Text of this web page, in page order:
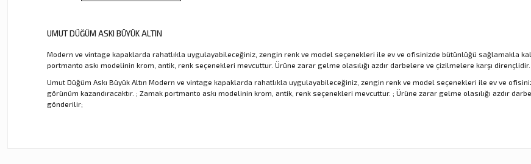
UMUT DÜĞÜM ASKI BÜYÜK ALTIN
Modern ve vintage kapaklarda rahatlıkla uygulayabileceğiniz, zengin renk ve model seçenekleri ile ev ve ofisinizde bütünlüğü sağlamakla
portmanto askı modelinin krom, antik, renk seçenekleri mevcuttur. Ürüne zarar gelme olasılığı azdır darbelere ve çizilmelere karşı dirençlidir.
Umut Düğüm Askı Büyük Altın Modern ve vintage kapaklarda rahatlıkla uygulayabileceğiniz, zengin renk ve model seçenekleri ile ev ve
görünüm kazandıracaktır. ; Zamak portmanto askı modelinin krom, antik, renk seçenekleri mevcuttur. ; Ürüne zarar gelme olasılığı azdır
gönderilir;